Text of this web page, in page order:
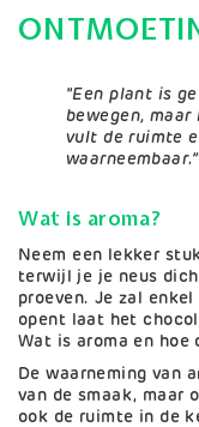
"Een plant is
bewegen,
vult de ruimte
waarneembaar.”
Wat is aroma?
Neem een lekker
terwijl je je neus
proeven. Je zal
opent laat het
Wat is aroma en hoe
De waarneming van
van de smaak, maar
ook de ruimte in de